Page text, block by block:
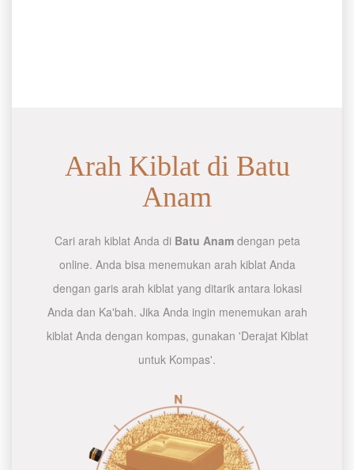
Arah Kiblat di Batu
Anam
Cari arah kiblat Anda di Batu Anamdengan peta
online. Anda bisa menemukan arah kiblat Anda
dengan garis arah kiblat yang ditarik antara lokasi
Anda dan Ka'bah. Jika Anda ingin menemukan arah
kiblat Anda dengan kompas, gunakan 'Derajat Kiblat
untuk Kompas'.